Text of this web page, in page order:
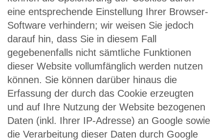
eine entsprechende Einstellung Ihrer Browser-
Software verhindern; wir weisen Sie jedoch
darauf hin, dass Sie in diesem Fall
gegebenenfalls nicht sämtliche Funktionen
dieser Website vollumfänglich werden nutzen
können. Sie können darüber hinaus die
Erfassung der durch das Cookie erzeugten
und auf Ihre Nutzung der Website bezogenen
Daten (inkl. Ihrer IP-Adresse) an Google sowie
die Verarbeitung dieser Daten durch Google